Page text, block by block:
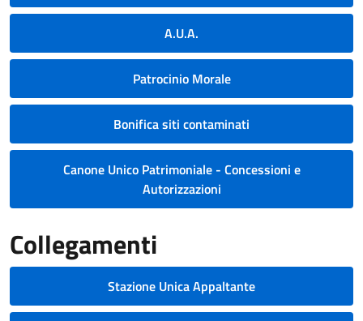
A.U.A.
Patrocinio Morale
Bonifica siti contaminati
Canone Unico Patrimoniale - Concessioni e
Autorizzazioni
Collegamenti
Stazione Unica Appaltante